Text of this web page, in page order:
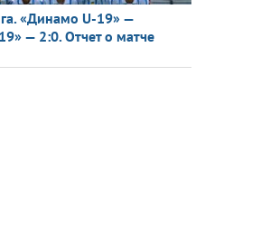
«Динамо U-19» —
— 2:0. Отчет о матче